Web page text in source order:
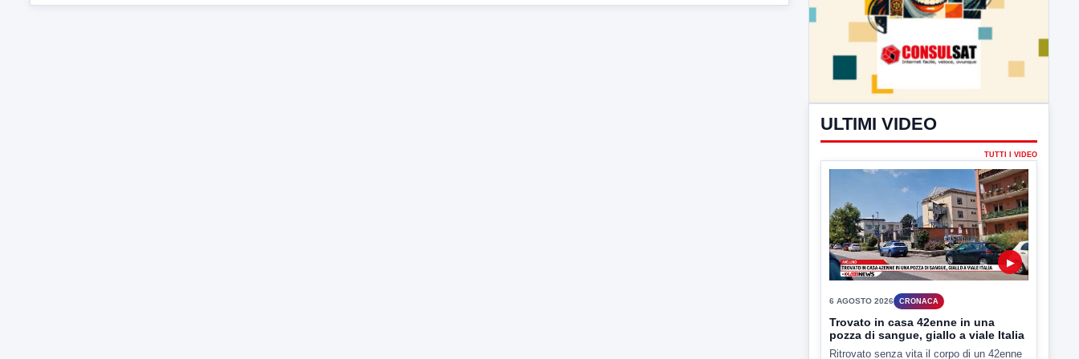
ULTIMI VIDEO